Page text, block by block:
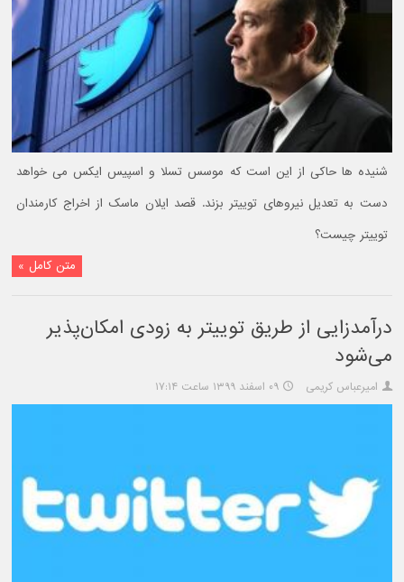
شنیده ها حاکی از این است که موسس تسلا و اسپیس ایکس می خواهد
دست به تعدیل نیروهای توییتر بزند. قصد ایلان ماسک از اخراج کارمندان
توییتر چیست؟
متن کامل »
درآمدزایی از طریق توییتر به زودی امکان‌پذیر
می‌شود
امیرعباس کریمی ۰۹ اسفند ۱۳۹۹ ساعت ۱۷:۱۴